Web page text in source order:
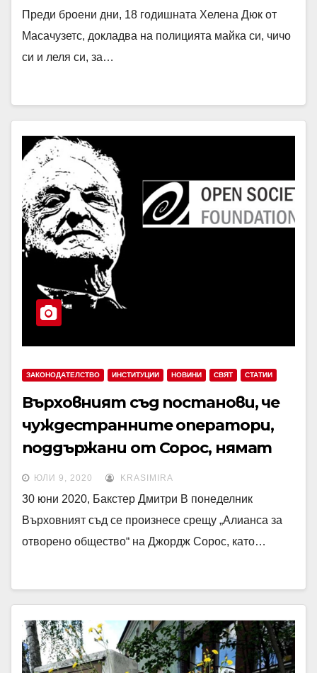
Преди броени дни, 18 годишната Хелена Дюк от
Масачузетс, докладва на полицията майка си, чичо
си и леля си, за…
ЗАКОНОДАТЕЛСТВО ИНСТИТУЦИИ НОВИНИ СВЯТ СТАТИИ
Върховният съд постанови, че
чуждестранните оператори,
поддържани от Сорос, нямат
права съгласно конституцията
на САЩ
ЮЛИ 9, 2020 KRASIMIRA
30 юни 2020, Бакстер Дмитри В понеделник
Върховният съд се произнесе срещу „Алианса за
отворено общество“ на Джордж Сорос, като…